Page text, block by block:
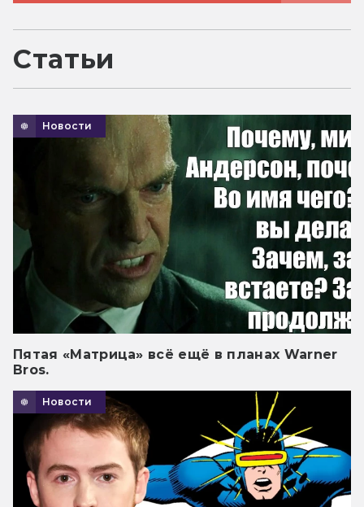
Статьи
Новости
Пятая «Матрица» всё ещё в планах Warner
Bros.
Новости